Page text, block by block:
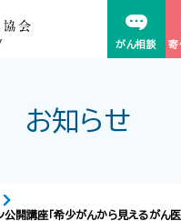
がん相談 寄
お知らせ
公開講座「希少がんから見えるがん